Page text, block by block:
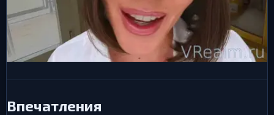
Впечатления